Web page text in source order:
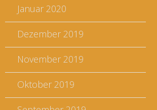
Januar 2020
Dezember 2019
November 2019
Oktober 2019